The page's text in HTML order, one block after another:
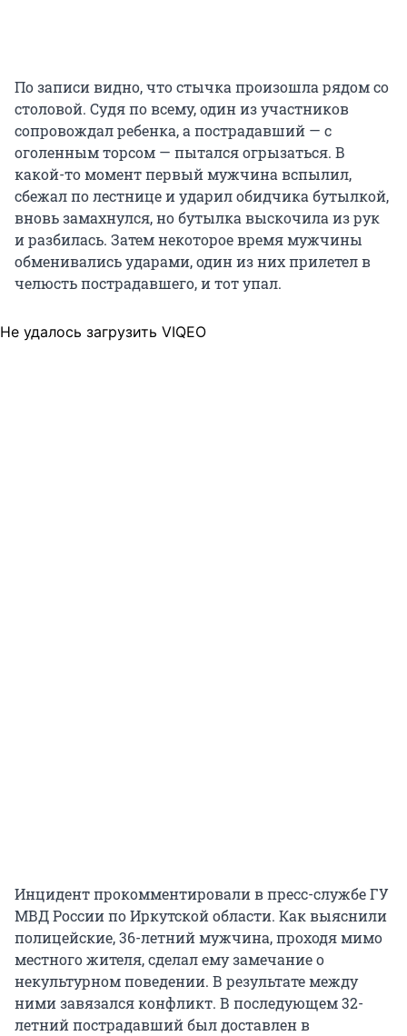
По записи видно, что стычка произошла рядом со
столовой. Судя по всему, один из участников
сопровождал ребенка, а пострадавший — с
оголенным торсом — пытался огрызаться. В
какой-то момент первый мужчина вспылил,
сбежал по лестнице и ударил обидчика бутылкой,
вновь замахнулся, но бутылка выскочила из рук
и разбилась. Затем некоторое время мужчины
обменивались ударами, один из них прилетел в
челюсть пострадавшего, и тот упал.
Не удалось загрузить VIQEO
Инцидент прокомментировали в пресс-службе ГУ
МВД России по Иркутской области. Как выяснили
полицейские, 36-летний мужчина, проходя мимо
местного жителя, сделал ему замечание о
некультурном поведении. В результате между
ними завязался конфликт. В последующем 32-
летний пострадавший был доставлен в